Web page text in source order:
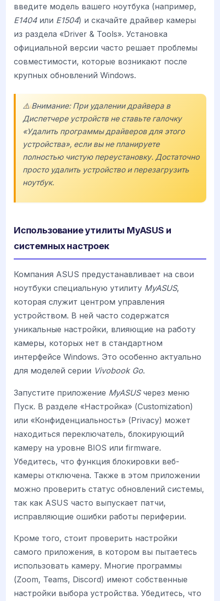
введите модель вашего ноутбука (например,
E1404или E1504) и скачайте драйвер камеры
из раздела «Driver & Tools». Установка
официальной версии часто решает проблемы
совместимости, которые возникают после
крупных обновлений Windows.
⚠️ Внимание: При удалении драйвера в
Диспетчере устройств не ставьте галочку
«Удалить программы драйверов для этого
устройства», если вы не планируете
полностью чистую переустановку. Достаточно
просто удалить устройство и перезагрузить
ноутбук.
Использование утилиты MyASUS и
системных настроек
Компания ASUS предустанавливает на свои
ноутбуки специальную утилиту MyASUS,
которая служит центром управления
устройством. В ней часто содержатся
уникальные настройки, влияющие на работу
камеры, которых нет в стандартном
интерфейсе Windows. Это особенно актуально
для моделей серии Vivobook Go.
Запустите приложение MyASUSчерез меню
Пуск. В разделе «Настройка» (Customization)
или «Конфиденциальность» (Privacy) может
находиться переключатель, блокирующий
камеру на уровне BIOS или firmware.
Убедитесь, что функция блокировки веб-
камеры отключена. Также в этом приложении
можно проверить статус обновлений системы,
так как ASUS часто выпускает патчи,
исправляющие ошибки работы периферии.
Кроме того, стоит проверить настройки
самого приложения, в котором вы пытаетесь
использовать камеру. Многие программы
(Zoom, Teams, Discord) имеют собственные
настройки выбора устройства. Убедитесь, что